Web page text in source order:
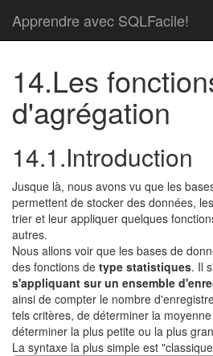
Apprendre avec SQLFacile!
14.Les
d'agrégation
14.1.Introduction
Jusque là, nous avons vu que les
permettent de stocker des données,
trier et leur appliquer quelques
autres.
Nous allons voir que les bases de
des fonctions de type statistiques. Il
s'appliquant sur un ensemble
ainsi de compter le nombre
tels critères, de déterminer la
déterminer la plus petite ou la plus
La syntaxe la plus simple est